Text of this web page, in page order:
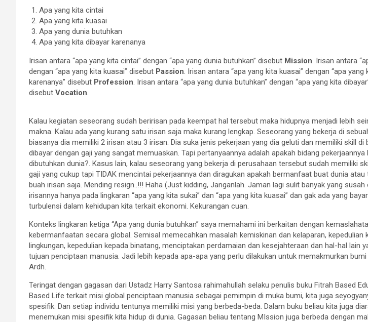
Apa yang kita cintai
Apa yang kita kuasai
Apa yang dunia butuhkan
Apa yang kita dibayar karenanya
Irisan antara “apa yang kita cintai” dengan “apa yang dunia butuhkan” disebut Mission. Irisan antara
dengan “apa yang kita kuasai” disebut Passion. Irisan antara “apa yang kita kuasai” dengan “apa yang
karenanya” disebut Profession. Irisan antara “apa yang dunia butuhkan” dengan “apa yang kita
disebut Vocation.
Kalau kegiatan seseorang sudah beririsan pada keempat hal tersebut maka hidupnya menjadi lebih
makna. Kalau ada yang kurang satu irisan saja maka kurang lengkap. Seseorang yang bekerja di
biasanya dia memiliki 2 irisan atau 3 irisan. Dia suka jenis pekerjaan yang dia geluti dan memiliki skill di
dibayar dengan gaji yang sangat memuaskan. Tapi pertanyaannya adalah apakah bidang pekerjaannya
dibutuhkan dunia?. Kasus lain, kalau seseorang yang bekerja di perusahaan tersebut sudah memiliki
gaji yang cukup tapi TIDAK mencintai pekerjaannya dan diragukan apakah bermanfaat buat dunia atau
buah irisan saja. Mending resign..!!! Haha (Just kidding, Janganlah. Jaman lagi sulit banyak yang susah
irisannya hanya pada lingkaran “apa yang kita sukai” dan “apa yang kita kuasai” dan gak ada yang
turbulensi dalam kehidupan kita terkait ekonomi. Kekurangan cuan.
Konteks lingkaran ketiga “Apa yang dunia butuhkan” saya memahami ini berkaitan dengan
kebermanfaatan secara global. Semisal memecahkan masalah kemiskinan dan kelaparan, kepedulian
lingkungan, kepedulian kepada binatang, menciptakan perdamaian dan kesejahteraan dan hal-hal lain
tujuan penciptaan manusia. Jadi lebih kepada apa-apa yang perlu dilakukan untuk memakmurkan
Ardh.
Teringat dengan gagasan dari Ustadz Harry Santosa rahimahullah selaku penulis buku Fitrah Based
Based Life terkait misi global penciptaan manusia sebagai pemimpin di muka bumi, kita juga
spesifik. Dan setiap individu tentunya memiliki misi yang berbeda-beda. Dalam buku beliau kita juga
menemukan misi spesifik kita hidup di dunia. Gagasan beliau tentang MIssion juga berbeda dengan